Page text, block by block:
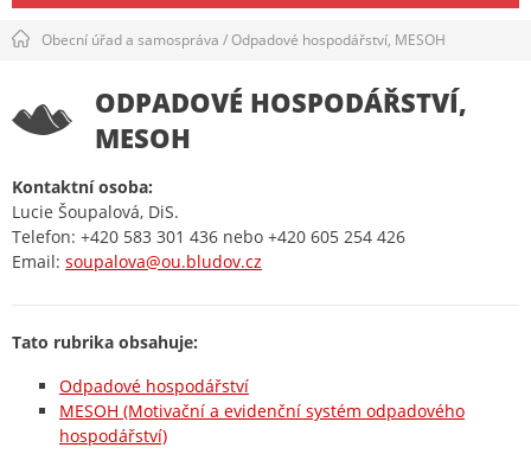
Obecní úřad a samospráva /Odpadové hospodářství, MESOH
ODPADOVÉ HOSPODÁŘSTVÍ,
MESOH
Kontaktní osoba:
Lucie Šoupalová, DiS.
Telefon: +420 583 301 436 nebo +420 605 254 426
Email: soupalova@ou.bludov.cz
Tato rubrika obsahuje:
Odpadové hospodářství
MESOH (Motivační a evidenční systém odpadového
hospodářství)